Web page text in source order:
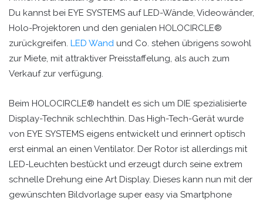
Du kannst bei EYE SYSTEMS auf LED-Wände, Videowänder,
Holo-Projektoren und den genialen HOLOCIRCLE®
zurückgreifen. LED Wand und Co. stehen übrigens sowohl
zur Miete, mit attraktiver Preisstaffelung, als auch zum
Verkauf zur verfügung.
Beim HOLOCIRCLE® handelt es sich um DIE spezialisierte
Display-Technik schlechthin. Das High-Tech-Gerät wurde
von EYE SYSTEMS eigens entwickelt und erinnert optisch
erst einmal an einen Ventilator. Der Rotor ist allerdings mit
LED-Leuchten bestückt und erzeugt durch seine extrem
schnelle Drehung eine Art Display. Dieses kann nun mit der
gewünschten Bildvorlage super easy via Smartphone